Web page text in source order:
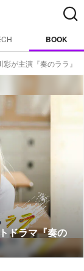
BOOK
が主演『奏のララ』
ドラマ『奏の